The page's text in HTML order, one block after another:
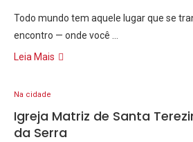
Todo mundo tem aquele lugar que se
encontro — onde você …
Leia Mais
Na cidade
Igreja Matriz de Santa
da Serra